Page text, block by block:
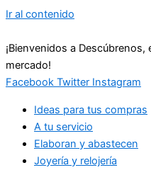
Ir al contenido
¡Bienvenidos a
mercado!
Facebook Twitter Instagram
Ideas para tus compras
A tu servicio
Elaboran y abastecen
Joyería y relojería